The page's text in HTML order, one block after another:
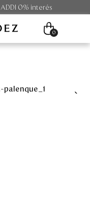
0% interés
0